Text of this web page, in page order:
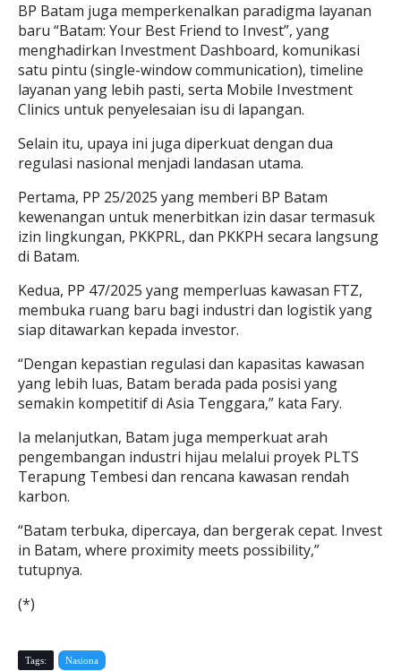
BP Batam juga memperkenalkan paradigma layanan
baru “Batam: Your Best Friend to Invest”, yang
menghadirkan Investment Dashboard, komunikasi
satu pintu (single-window communication), timeline
layanan yang lebih pasti, serta Mobile Investment
Clinics untuk penyelesaian isu di lapangan.
Selain itu, upaya ini juga diperkuat dengan dua
regulasi nasional menjadi landasan utama.
Pertama, PP 25/2025 yang memberi BP Batam
kewenangan untuk menerbitkan izin dasar termasuk
izin lingkungan, PKKPRL, dan PKKPH secara langsung
di Batam.
Kedua, PP 47/2025 yang memperluas kawasan FTZ,
membuka ruang baru bagi industri dan logistik yang
siap ditawarkan kepada investor.
“Dengan kepastian regulasi dan kapasitas kawasan
yang lebih luas, Batam berada pada posisi yang
semakin kompetitif di Asia Tenggara,” kata Fary.
Ia melanjutkan, Batam juga memperkuat arah
pengembangan industri hijau melalui proyek PLTS
Terapung Tembesi dan rencana kawasan rendah
karbon.
“Batam terbuka, dipercaya, dan bergerak cepat. Invest
in Batam, where proximity meets possibility,”
tutupnya.
(*)
Tags: Nasiona